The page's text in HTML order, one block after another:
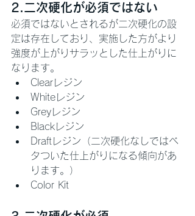
2.二次硬化が必須ではない
必須ではないとされるが二次硬化の設
定は存在しており、実施した方がより
強度が上がりサラッとした仕上がりに
なります。
Clearレジン
Whiteレジン
Greyレジン
Blackレジン
Draftレジン（二次硬化なしではベ
タついた仕上がりになる傾向があ
ります。）
Color Kit